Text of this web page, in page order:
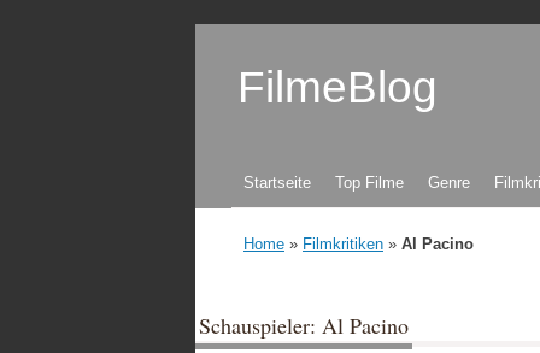
FilmeBlog
Zum Inhalt springen
Startseite Top Filme Genre
Home » Filmkritiken » Al Pacino
Schauspieler: Al Pacino